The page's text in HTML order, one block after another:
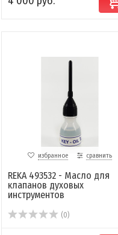
избранное сравнить
REKA 493532 - Масло для
клапанов духовых
инструментов
(0)